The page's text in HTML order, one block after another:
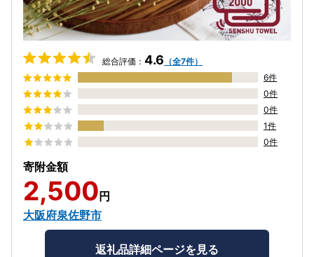
総合評価： 4.6 （全7件）
6件
0件
0件
1件
0件
寄附金額
2,500 円
大阪府泉佐野市
返礼品詳細ページを見る